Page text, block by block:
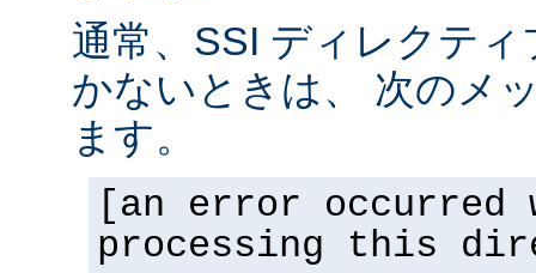
通常、SSI ディレクテ
かないときは、 次のメ
ます。
[an error occurred
processing this